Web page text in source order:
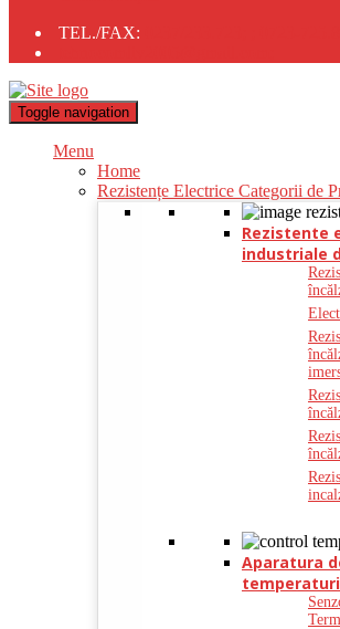
TEL./FAX:
Toggle navigation
Menu
Home
Rezistențe Electrice Categorii de
Rezistente
industriale
Aparatura